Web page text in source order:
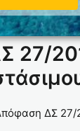
27/
ΔΣ 27/